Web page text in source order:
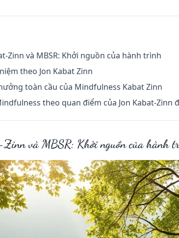
Zinn và MBSR: Khởi nguồn của hành trình
theo Jon Kabat Zinn
toàn cầu của Mindfulness Kabat Zinn
theo quan điểm của Jon Kabat-Zinn
và MBSR: Khởi nguồn của hành